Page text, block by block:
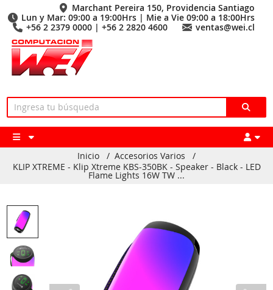
Marchant Pereira 150, Providencia Santiago
Lun y Mar: 09:00 a 19:00Hrs | Mie a Vie 09:00 a 18:00Hrs
+56 2 2379 0000 | +56 2 2820 4600
ventas@wei.cl
Inicio / Accesorios Varios
/
KLIP XTREME - Klip Xtreme KBS-350BK - Speaker - Black - LED
Flame Lights 16W TW ...